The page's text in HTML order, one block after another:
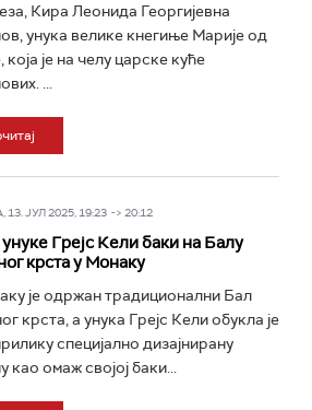
Кира Леонида Георгијевна
унука велике кнегиње Марије од
која је на челу царске куће
...
ЈУЛ 2025, 19:23 -> 20:12
Грејс Кели баки на Балу
крста у Монаку
је одржан традиционални Бал
крста, а унука Грејс Кели обукла је
специјално дизајнирану
као омаж својој баки...